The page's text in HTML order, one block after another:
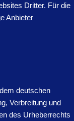
Dritter. Für die
Anbieter
deutschen
Verbreitung und
des Urheberrechts